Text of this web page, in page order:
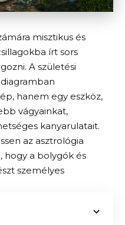
misztikus és
írt sors
A születési
hanem egy eszköz,
vágyainkat,
kanyarulatait.
az asztrológia
hogy a bolygók és
személyes